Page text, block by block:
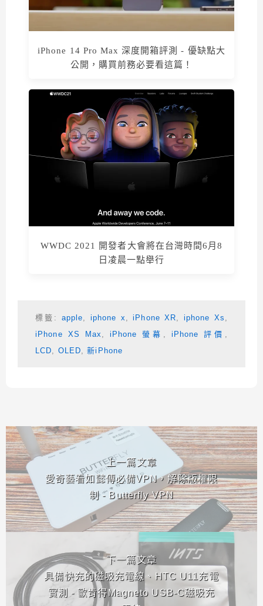
iPhone 14 Pro Max 深度開箱評測 - 優缺點大
公開，購買前務必要看這篇！
WWDC 2021 開發者大會將在台灣時間6月8
日凌晨一點舉行
標籤: apple iphone x ,iPhone XR iphone Xs
iPhone XS Max
iPhone 螢幕 iPhone 評價
LCD
OLED ,新iPhone
相連文章
上一篇文章
愛奇藝看如懿傳必備VPN，解除版權限
制 - Butterfly VPN
下一篇文章
具備快充的磁吸充電線、HTC U11充電
實測 - 歐肯得Magneto USB-C磁吸充